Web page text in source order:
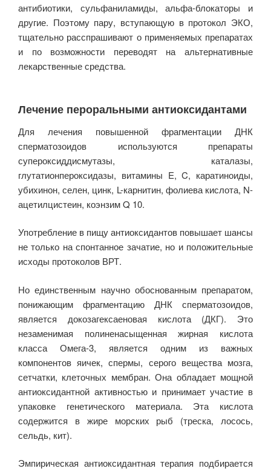
антибиотики, сульфаниламиды, альфа-блокаторы и
другие. Поэтому пару, вступающую в протокол ЭКО,
тщательно расспрашивают о применяемых препаратах
и по возможности переводят на альтернативные
лекарственные средства.
Лечение пероральными антиоксидантами
Для лечения повышенной фрагментации ДНК
сперматозоидов используются препараты
супероксиддисмутазы, каталазы,
глутатионпероксидазы, витамины E, C, каратиноиды,
убихинон, селен, цинк, L-карнитин, фолиева кислота, N-
ацетилцистеин, коэнзим Q 10.
Употребление в пищу антиоксидантов повышает шансы
не только на спонтанное зачатие, но и положительные
исходы протоколов ВРТ.
Но единственным научно обоснованным препаратом,
понижающим фрагментацию ДНК сперматозоидов,
является докозагексаеновая кислота (ДКГ). Это
незаменимая полиненасыщенная жирная кислота
класса Омега-3, является одним из важных
компонентов яичек, спермы, серого вещества мозга,
сетчатки, клеточных мембран. Она обладает мощной
антиоксидантной активностью и принимает участие в
упаковке генетического материала. Эта кислота
содержится в жире морских рыб (треска, лосось,
сельдь, кит).
Эмпирическая антиоксидантная терапия подбирается